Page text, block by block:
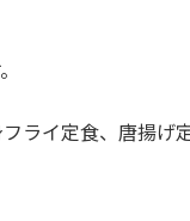
ライ定食、唐揚げ